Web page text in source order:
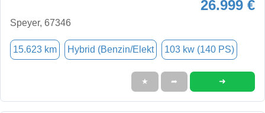
26.999 €
Speyer, 67346
15.623 km Hybrid (Benzin/Elekt 103 kw (140 PS)
★ ➦ ➜